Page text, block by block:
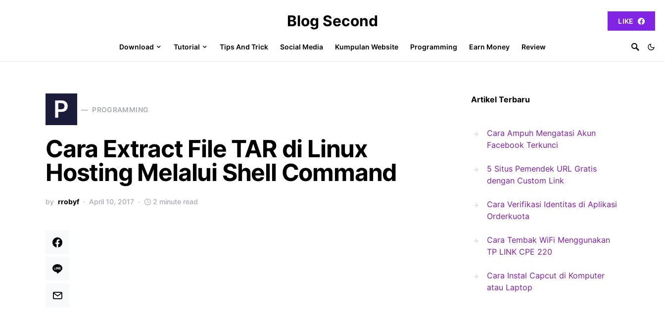
Blog Second LIKE
Download Tutorial Tips And Trick Social Media Kumpulan Website Programming Earn Money Review
P PROGRAMMING
Cara Extract File TAR di Linux
Hosting Melalui Shell Command
by rrobyf April 10, 2017 2 minute read
Artikel Terbaru
Cara Ampuh Mengatasi Akun
Facebook Terkunci
5 Situs Pemendek URL Gratis
dengan Custom Link
Cara Verifikasi Identitas di Aplikasi
Orderkuota
Cara Tembak WiFi Menggunakan
TP LINK CPE 220
Cara Instal Capcut di Komputer
atau Laptop